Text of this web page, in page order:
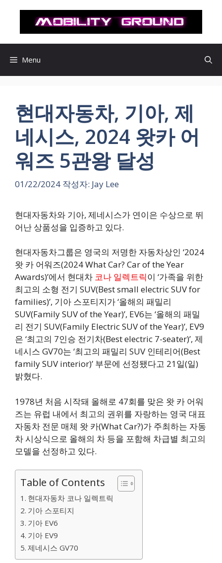
로
Menu
현대자동차, 기아, 제
네시스, 2024 왓카 어
워즈 5관왕 달성
01/22/2024 작성자: Jay Lee
현대자동차와 기아, 제네시스가 연이은 수상으로 뛰
어난 상품성을 입증하고 있다.
현대자동차그룹은 영국의 저명한 자동차상인 ‘2024
왓 카 어워즈(2024 What Car? Car of the Year
Awards)’에서 현대차 코나 일렉트릭이 ‘가족을 위한
최고의 소형 전기 SUV(Best small electric SUV for
families)’, 기아 스포티지가 ‘올해의 패밀리
SUV(Family SUV of the Year)’, EV6는 ‘올해의 패밀
리 전기 SUV(Family Electric SUV of the Year)’, EV9
은 ‘최고의 7인승 전기차(Best electric 7-seater)’, 제
네시스 GV70는 ‘최고의 패밀리 SUV 인테리어(Best
family SUV interior)’ 부문에 선정됐다고 21일(일)
밝혔다.
1978년 처음 시작돼 올해로 47회를 맞은 왓 카 어워
즈는 유럽 내에서 최고의 권위를 자랑하는 영국 대표
자동차 전문 매체 왓 카(What Car?)가 주최하는 자동
차 시상식으로 올해의 차 등을 포함해 차급별 최고의
모델을 선정하고 있다.
Table of Contents
현대자동차 코나 일렉트릭
기아 스포티지
기아 EV6
기아 EV9
제네시스 GV70